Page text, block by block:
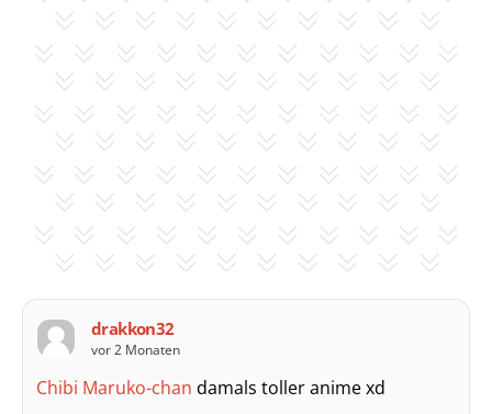
drakkon32
vor 2 Monaten
Chibi Maruko-chan damals toller anime xd